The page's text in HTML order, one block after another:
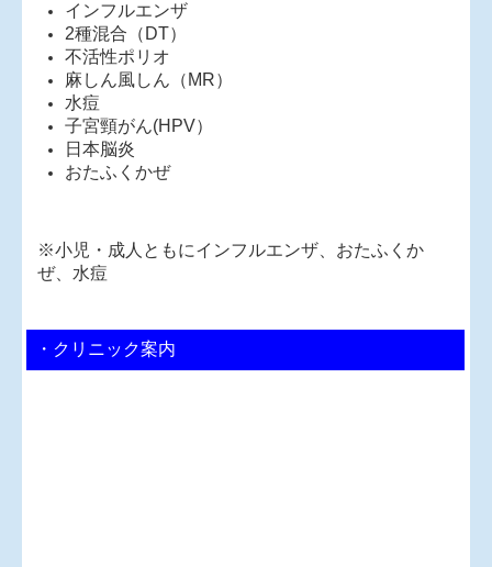
インフルエンザ
2種混合（DT）
不活性ポリオ
麻しん風しん（MR）
水痘
子宮頸がん(HPV）
日本脳炎
おたふくかぜ
※小児・成人ともにインフルエンザ、おたふくか
ぜ、水痘
・クリニック案内